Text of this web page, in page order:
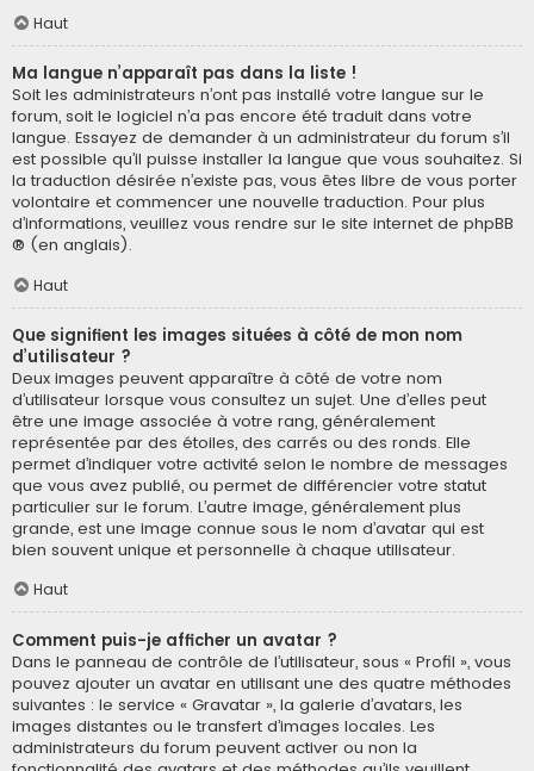
Haut
Ma langue n’apparaît pas dans la liste !
Soit les administrateurs n’ont pas installé votre langue sur le
forum, soit le logiciel n’a pas encore été traduit dans votre
langue. Essayez de demander à un administrateur du forum s’il
est possible qu’il puisse installer la langue que vous souhaitez. Si
la traduction désirée n’existe pas, vous êtes libre de vous porter
volontaire et commencer une nouvelle traduction. Pour plus
d’informations, veuillez vous rendre sur le site internet de phpBB
® (en anglais).
Haut
Que signifient les images situées à côté de mon nom
d’utilisateur ?
Deux images peuvent apparaître à côté de votre nom
d’utilisateur lorsque vous consultez un sujet. Une d’elles peut
être une image associée à votre rang, généralement
représentée par des étoiles, des carrés ou des ronds. Elle
permet d’indiquer votre activité selon le nombre de messages
que vous avez publié, ou permet de différencier votre statut
particulier sur le forum. L’autre image, généralement plus
grande, est une image connue sous le nom d’avatar qui est
bien souvent unique et personnelle à chaque utilisateur.
Haut
Comment puis-je afficher un avatar ?
Dans le panneau de contrôle de l’utilisateur, sous « Profil », vous
pouvez ajouter un avatar en utilisant une des quatre méthodes
suivantes : le service « Gravatar », la galerie d’avatars, les
images distantes ou le transfert d’images locales. Les
administrateurs du forum peuvent activer ou non la